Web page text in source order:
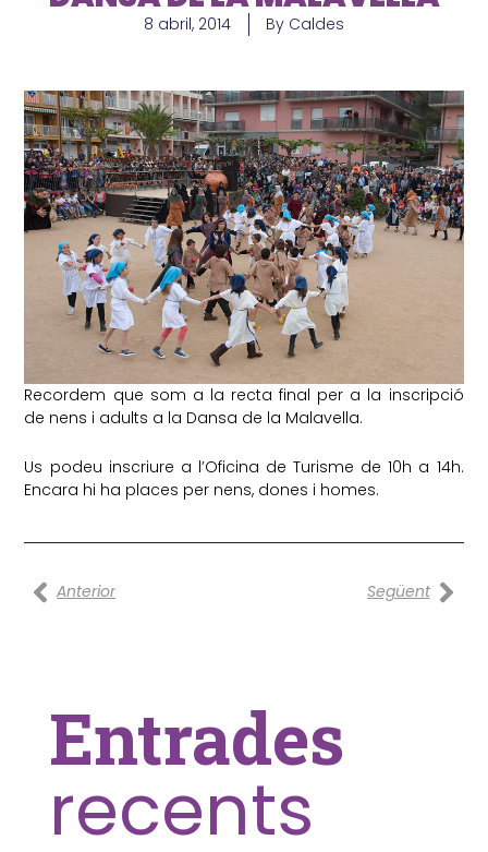
8 abril, 2014 By Caldes
Recordem que som a la recta final per a la inscripció
de nens i adults a la Dansa de la Malavella.
Us podeu inscriure a l’Oficina de Turisme de 10h a 14h.
Encara hi ha places per nens, dones i homes.
Prev
Anterior Següent
Entrades
recents